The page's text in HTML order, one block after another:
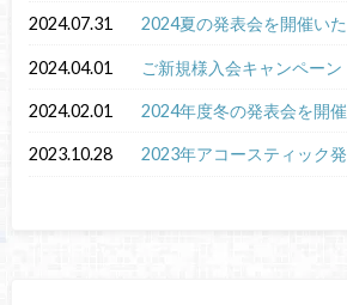
2024.07.31 2024夏の発表会を開催い
2024.04.01 ご新規様入会キャンペーン
2024.02.01 2024年度冬の発表会を開
2023.10.28 2023年アコースティック